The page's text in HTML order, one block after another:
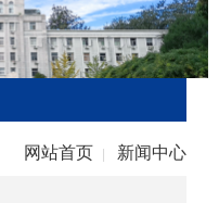
网站首页 新闻中心